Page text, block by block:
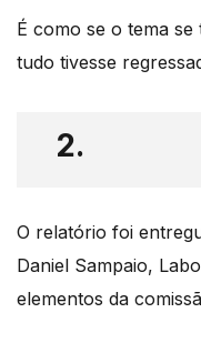
É como se o tema se
tudo tivesse
2.
O relatório foi
Daniel Sampaio,
elementos da